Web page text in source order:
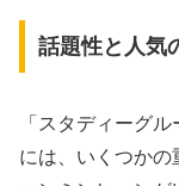
話題性と人気
「スタディーグ
には、いくつかの